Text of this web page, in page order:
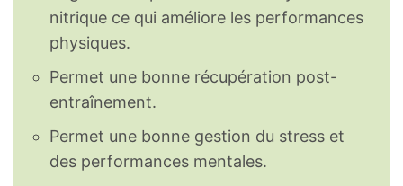
nitrique ce qui améliore les performances
physiques.
Permet une bonne récupération post-
entraînement.
Permet une bonne gestion du stress et
des performances mentales.